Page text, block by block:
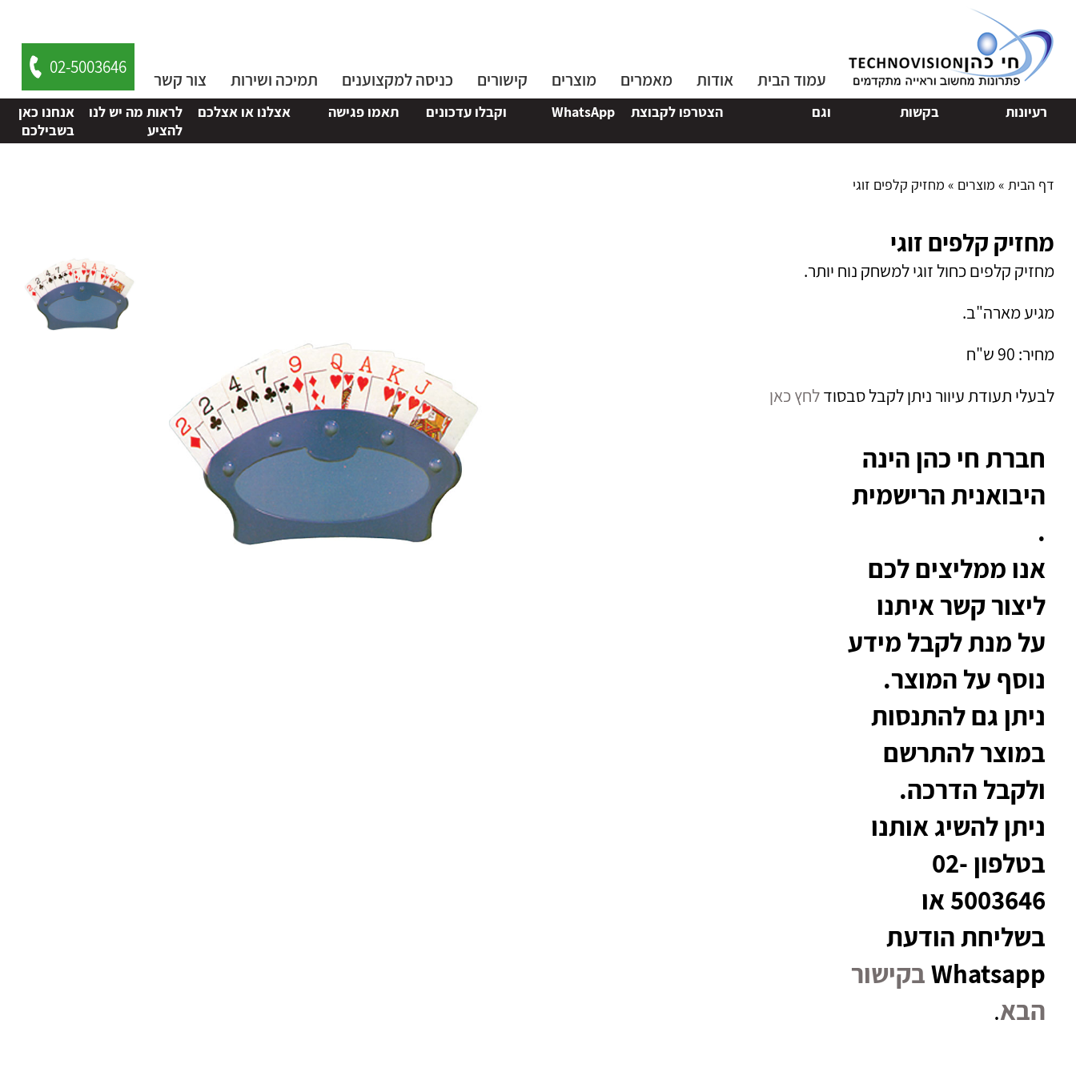
עמוד הבית אודות מאמרים מוצרים קישורים כניסה למקצוענים תמיכה ושירות צור קשר
02-5003646
בקשות הצטרפו לקבוצת WhatsApp וקבלו עדכונים תאמו פגישה אצלנו או אצלכם
לראות מה יש לנו
להציע
אנחנו כאן
בשבילכם
דף הבית» מוצרים » מחזיק קלפים זוגי
מחזיק קלפים זוגי
מחזיק קלפים כחול זוגי למשחק נוח יותר.
מגיע מארה"ב.
מחיר: 90 ש"ח
לבעלי תעודת עיוור ניתן לקבל סבסודלחץ כאן
חברת חי כהן הינה
היבואנית הרישמית
.
אנו ממליצים לכם
ליצור קשר איתנו
על מנת לקבל מידע
נוסף על המוצר.
ניתן גם להתנסות
במוצר להתרשם
ולקבל הדרכה.
ניתן להשיג אותנו
בטלפון 02-
5003646 או
בשליחת הודעת
Whatsappבקישור
הבא.